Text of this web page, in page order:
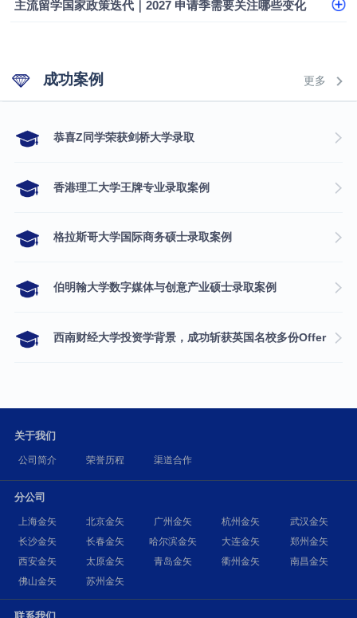
主流留学国家政策迭代｜2027 申请季需要关注哪些变化
成功案例 更多
​恭喜Z同学荣获剑桥大学录取
香港理工大学王牌专业录取案例
格拉斯哥大学国际商务硕士录取案例
伯明翰大学数字媒体与创意产业硕士录取案例
西南财经大学投资学背景，成功斩获英国名校多份Offer
关于我们
公司简介 荣誉历程 渠道合作
分公司
上海金矢 北京金矢 广州金矢 杭州金矢
武汉金矢
长沙金矢
长春金矢 哈尔滨金矢 大连金矢
郑州金矢
西安金矢
太原金矢 青岛金矢 衢州金矢
南昌金矢
佛山金矢
苏州金矢